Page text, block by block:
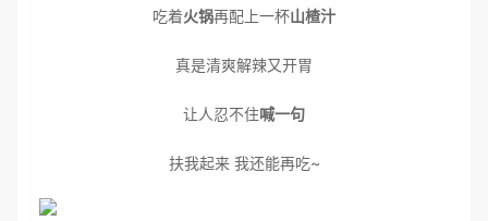
吃着火锅再配上一杯山楂汁
真是清爽解辣又开胃
让人忍不住喊一句
扶我起来 我还能再吃~